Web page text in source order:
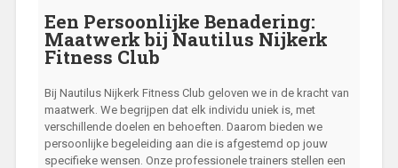
Een Persoonlijke Benadering:
Maatwerk bij Nautilus Nijkerk
Fitness Club
Bij Nautilus Nijkerk Fitness Club geloven we in de kracht van
maatwerk. We begrijpen dat elk individu uniek is, met
verschillende doelen en behoeften. Daarom bieden we
persoonlijke begeleiding aan die is afgestemd op jouw
specifieke wensen. Onze professionele trainers stellen een